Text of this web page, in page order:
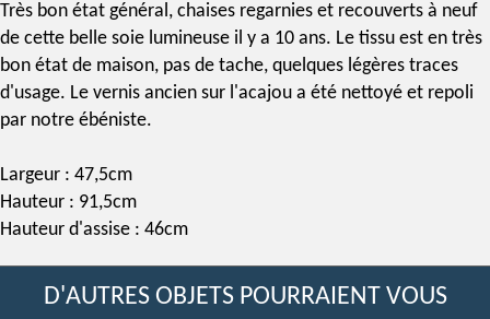
Très bon état général, chaises regarnies et recouverts à neuf
de cette belle soie lumineuse il y a 10 ans. Le tissu est en très
bon état de maison, pas de tache, quelques légères traces
d'usage. Le vernis ancien sur l'acajou a été nettoyé et repoli
par notre ébéniste.
Largeur : 47,5cm
Hauteur : 91,5cm
Hauteur d'assise : 46cm
D'AUTRES OBJETS POURRAIENT VOUS